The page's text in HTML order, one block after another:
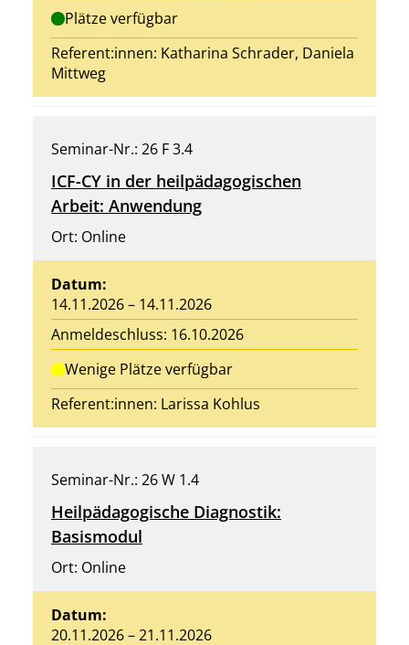
Plätze verfügbar
Referent:innen: Katharina Schrader, Daniela
Mittweg
Seminar-Nr.: 26 F 3.4
ICF-CY in der heilpädagogischen
Arbeit: Anwendung
Ort: Online
Datum:
14.11.2026 – 14.11.2026
Anmeldeschluss: 16.10.2026
Wenige Plätze verfügbar
Referent:innen: Larissa Kohlus
Seminar-Nr.: 26 W 1.4
Heilpädagogische Diagnostik:
Basismodul
Ort: Online
Datum:
20.11.2026 – 21.11.2026